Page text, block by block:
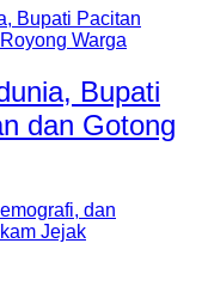
Bupati
dan Gotong